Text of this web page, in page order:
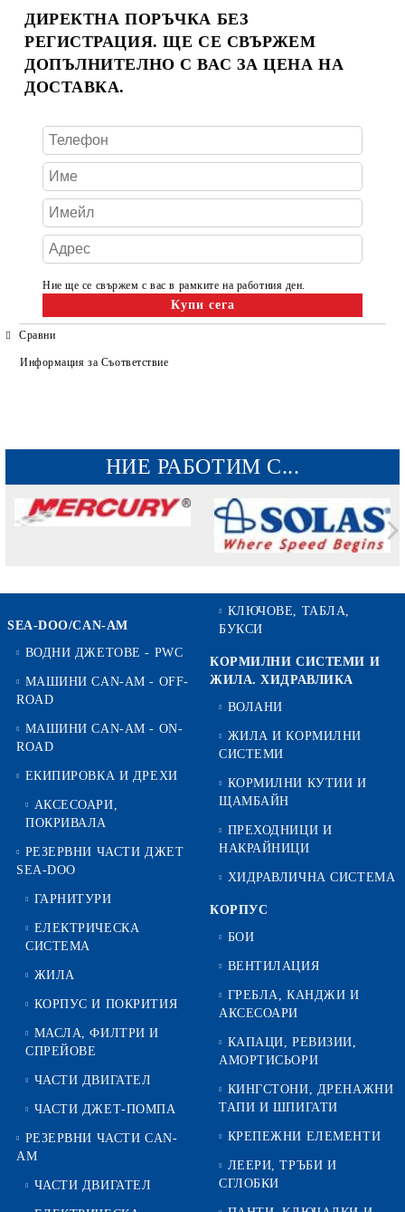
ДИРЕКТНА ПОРЪЧКА БЕЗ
РЕГИСТРАЦИЯ. ЩЕ СЕ СВЪРЖЕМ
ДОПЪЛНИТЕЛНО С ВАС ЗА ЦЕНА НА
ДОСТАВКА.
Ние ще се свържем с вас в рамките на работния ден.
Сравни
Информация за Съответствие
НИЕ РАБОТИМ С...
SEA-DOO/CAN-AM
ВОДНИ ДЖЕТОВЕ - PWC
МАШИНИ CAN-AM - OFF-
ROAD
МАШИНИ CAN-AM - ON-
ROAD
ЕКИПИРОВКА И ДРЕХИ
АКСЕСОАРИ,
ПОКРИВАЛА
РЕЗЕРВНИ ЧАСТИ ДЖЕТ
SEA-DOO
ГАРНИТУРИ
ЕЛЕКТРИЧЕСКА
СИСТЕМА
ЖИЛА
КОРПУС И ПОКРИТИЯ
МАСЛА, ФИЛТРИ И
СПРЕЙОВЕ
ЧАСТИ ДВИГАТЕЛ
ЧАСТИ ДЖЕТ-ПОМПА
РЕЗЕРВНИ ЧАСТИ CAN-
AM
ЧАСТИ ДВИГАТЕЛ
КЛЮЧОВЕ, ТАБЛА,
БУКСИ
КОРМИЛНИ СИСТЕМИ И
ЖИЛА. ХИДРАВЛИКА
ВОЛАНИ
ЖИЛА И КОРМИЛНИ
СИСТЕМИ
КОРМИЛНИ КУТИИ И
ЩАМБАЙН
ПРЕХОДНИЦИ И
НАКРАЙНИЦИ
ХИДРАВЛИЧНА СИСТЕМА
КОРПУС
БОИ
ВЕНТИЛАЦИЯ
ГРЕБЛА, КАНДЖИ И
АКСЕСОАРИ
КАПАЦИ, РЕВИЗИИ,
АМОРТИСЬОРИ
КИНГСТОНИ, ДРЕНАЖНИ
ТАПИ И ШПИГАТИ
КРЕПЕЖНИ ЕЛЕМЕНТИ
ЛЕЕРИ, ТРЪБИ И
СГЛОБКИ